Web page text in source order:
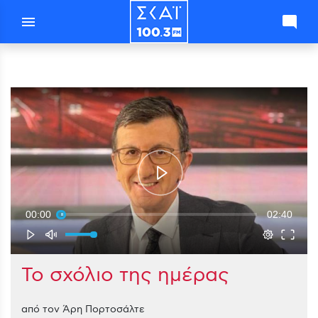
menu mode_comment
00:00 02:40
Το σχόλιο της ημέρας
από τον Άρη Πορτοσάλτε